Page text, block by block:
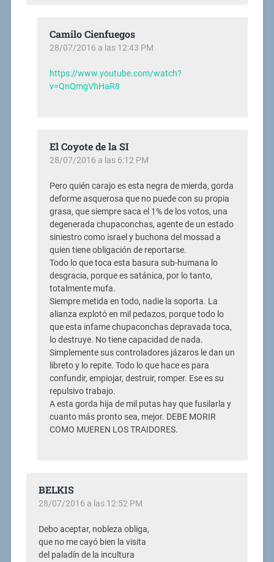
Camilo Cienfuegos
28/07/2016 a las 12:43 PM
https://www.youtube.com/watch?
v=QnQmgVhHaR8
El Coyote de la SI
28/07/2016 a las 6:12 PM
Pero quién carajo es esta negra de mierda, gorda
deforme asquerosa que no puede con su propia
grasa, que siempre saca el 1% de los votos, una
degenerada chupaconchas, agente de un estado
siniestro como israel y buchona del mossad a
quien tiene obligación de reportarse.
Todo lo que toca esta basura sub-humana lo
desgracia, porque es satánica, por lo tanto,
totalmente mufa.
Siempre metida en todo, nadie la soporta. La
alianza explotó en mil pedazos, porque todo lo
que esta infame chupaconchas depravada toca,
lo destruye. No tiene capacidad de nada.
Simplemente sus controladores jázaros le dan un
libreto y lo repite. Todo lo que hace es para
confundir, empiojar, destruir, romper. Ese es su
repulsivo trabajo.
A esta gorda hija de mil putas hay que fusilarla y
cuanto más pronto sea, mejor. DEBE MORIR
COMO MUEREN LOS TRAIDORES.
BELKIS
28/07/2016 a las 12:52 PM
Debo aceptar, nobleza obliga,
que no me cayó bien la visita
del paladín de la incultura